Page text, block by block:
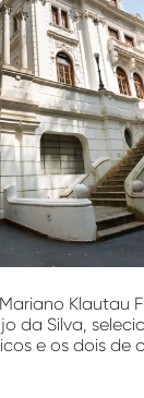
Klautau
da Silva,
e os dois de